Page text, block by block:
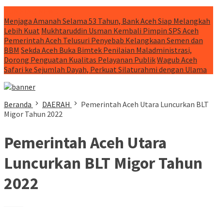
Menjaga Amanah Selama 53 Tahun, Bank Aceh Siap Melangkah
Lebih Kuat Mukhtaruddin Usman Kembali Pimpin SPS Aceh
Pemerintah Aceh Telusuri Penyebab Kelangkaan Semen dan
BBM Sekda Aceh Buka Bimtek Penilaian Maladministrasi,
Dorong Penguatan Kualitas Pelayanan PublikWagub Aceh
Safari ke Sejumlah Dayah, Perkuat Silaturahmi dengan Ulama
Beranda DAERAH
Pemerintah Aceh Utara Luncurkan BLT
Migor Tahun 2022
Pemerintah Aceh Utara
Luncurkan BLT Migor Tahun
2022